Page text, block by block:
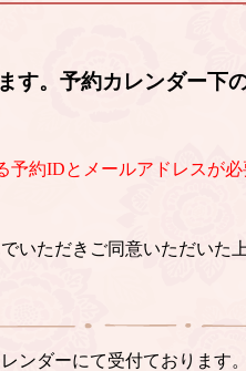
す。予約カレンダー下
予約IDとメールアドレスが
いただきご同意いただいた
ンダーにて受付ております。